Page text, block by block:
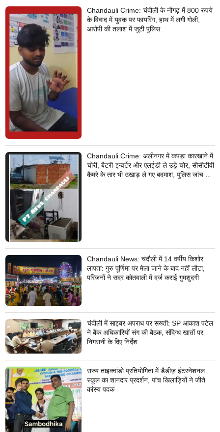
Chandauli Crime: चंदौली के नौगढ़ में 800 रुपये
के विवाद में युवक पर फायरिंग, हाथ में लगी गोली,
आरोपी की तलाश में जुटी पुलिस
Chandauli Crime: अलीनगर में कपड़ा कारखाने में
चोरी, बैटरी-इन्वर्टर और एलईडी ले उड़े चोर, सीसीटीवी
कैमरे के तार भी उखाड़ ले गए बदमाश, पुलिस जांच में
Chandauli News: चंदौली में 14 वर्षीय किशोर
लापता: गुरु पूर्णिमा पर मेला जाने के बाद नहीं लौटा,
परिजनों ने सदर कोतवाली में दर्ज कराई गुमशुदगी
चंदौली में साइबर अपराध पर सख्ती: SP आकाश पटेल
ने बैंक अधिकारियों संग की बैठक, संदिग्ध खातों पर
निगरानी के दिए निर्देश
राज्य ताइक्वांडो प्रतियोगिता में डैडीज़ इंटरनेशनल
स्कूल का शानदार प्रदर्शन, पांच खिलाड़ियों ने जीते
कांस्य पदक